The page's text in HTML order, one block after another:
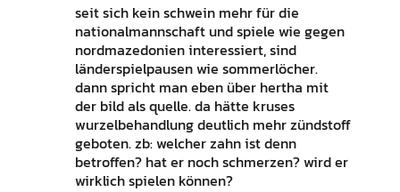
seit sich kein schwein mehr für die
nationalmannschaft und spiele wie gegen
nordmazedonien interessiert, sind
länderspielpausen wie sommerlöcher.
dann spricht man eben über hertha mit
der bild als quelle. da hätte kruses
wurzelbehandlung deutlich mehr zündstoff
geboten. zb: welcher zahn ist denn
betroffen? hat er noch schmerzen? wird er
wirklich spielen können?